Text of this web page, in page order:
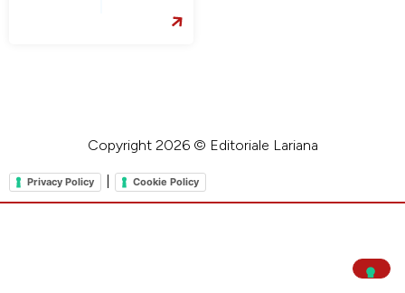
Copyright 2026 © Editoriale Lariana
Privacy Policy Cookie Policy